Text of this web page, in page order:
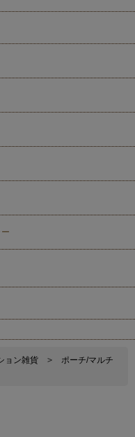
ョン雑貨 >
ポーチ/マルチ